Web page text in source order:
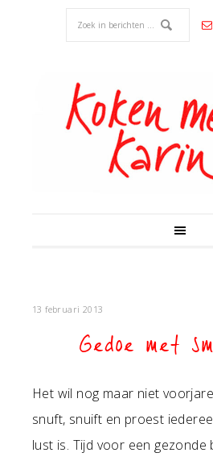
13 februari 2013
Gedoe met
Het wil nog maar niet
snuft, snuift en proest
lust is. Tijd voor een gezonde